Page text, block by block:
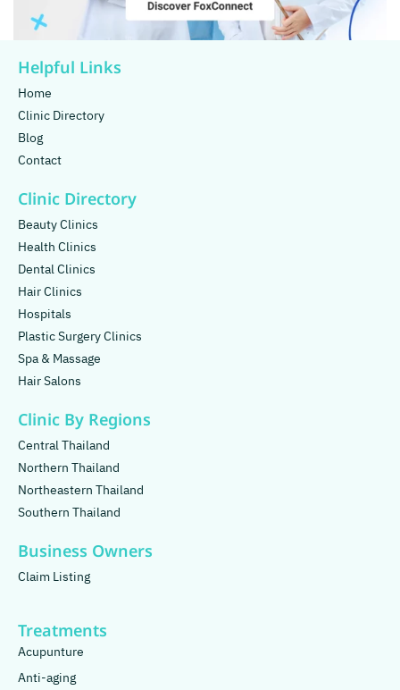
Helpful Links
Home
Clinic Directory
Blog
Contact
Clinic Directory
Beauty Clinics
Health Clinics
Dental Clinics
Hair Clinics
Hospitals
Plastic Surgery Clinics
Spa & Massage
Hair Salons
Clinic By Regions
Central Thailand
Northern Thailand
Northeastern Thailand
Southern Thailand
Business Owners
Claim Listing
Treatments
Acupunture
Anti-aging